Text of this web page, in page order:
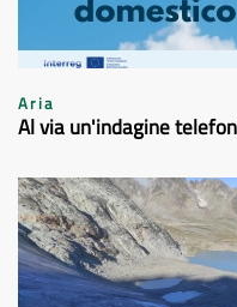
Aria
Al via un'indagine